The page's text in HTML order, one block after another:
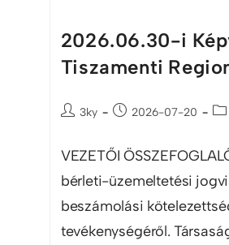
2026.06.30-i
Tiszamenti
3ky 2026-07-20
VEZETŐI
bérleti-üzemeltetési
beszámolási
tevékenységéről.